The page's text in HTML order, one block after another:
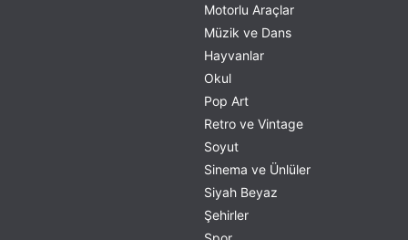
Motorlu Araçlar
Müzik ve Dans
Hayvanlar
Okul
Pop Art
Retro ve Vintage
Soyut
Sinema ve Ünlüler
Siyah Beyaz
Şehirler